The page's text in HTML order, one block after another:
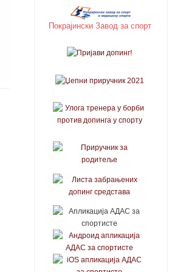
Покрајински Завод за спорт